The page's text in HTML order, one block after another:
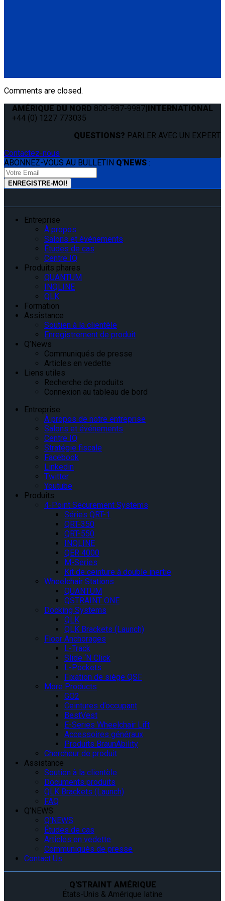
Comments are closed.
AMÉRIQUE DU NORD 800-987-9987|INTERNATIONAL
+44 (0) 1227 773035
QUESTIONS? PARLER AVEC UN EXPERT.
Contactez-nous
ABONNEZ-VOUS AU BULLETIN Q'NEWS :
Entreprise
À propos
Salons et événements
Études de cas
Centre IQ
Produits phares
QUANTUM
INQLINE
QLK
Formation
Assistance
Soutien à la clientèle
Enregistrement de produit
Q’News
Communiqués de presse
Articles en vedette
Liens utiles
Recherche de produits
Connexion au tableau de bord
Entreprise
À propos de notre entreprise
Salons et événements
Centre IQ
Stratégie fiscale
Facebook
Linkedin
Twitter
Youtube
Produits
4-Point Securement Systems
Séries QRT-1
QRT-350
QRT-550
INQLINE
QER 4000
M-Series
Kit de ceinture à double inertie
Wheelchair Stations
QUANTUM
QSTRAINT ONE
Docking Systems
QLK
QLK Brackets (Launch)
Floor Anchorages
L-Track
Slide ‘N Click
L-Pockets
Fixation de siège QSF
More Products
GO2
Ceintures d’occupant
BestVest
E-Series Wheelchair Lift
Accessoires généraux
Produits BraunAbility
Chercheur de produit
Assistance
Soutien à la clientèle
Documents produits
QLK Brackets (Launch)
FAQ
Q’NEWS
Q’NEWS
Études de cas
Articles en vedette
Communiqués de presse
Contact Us
Q'STRAINT AMÉRIQUE
États-Unis & Amérique latine